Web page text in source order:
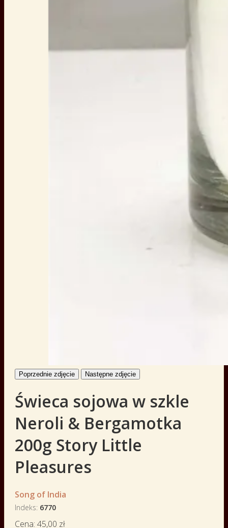
Poprzednie zdjęcie Następne zdjęcie
Świeca sojowa w szkle
Neroli & Bergamotka
200g Story Little
Pleasures
Song of India
Indeks 6770
Cena: 45,00 zł